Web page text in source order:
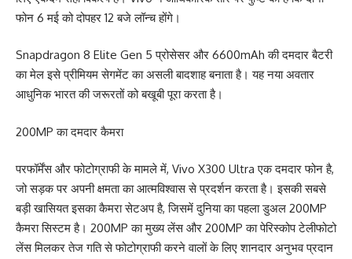
फोन 6 मई को दोपहर 12 बजे लॉन्च होंगे।
Snapdragon 8 Elite Gen 5 प्रोसेसर और 6600mAh की दमदार बैटरी
का मेल इसे प्रीमियम सेगमेंट का असली बादशाह बनाता है। यह नया अवतार
आधुनिक भारत की जरूरतों को बखूबी पूरा करता है।
200MP का दमदार कैमरा
परफॉर्मेंस और फोटोग्राफी के मामले में, Vivo X300 Ultra एक दमदार फोन है,
जो सड़क पर अपनी क्षमता का आत्मविश्वास से प्रदर्शन करता है। इसकी सबसे
बड़ी खासियत इसका कैमरा सेटअप है, जिसमें दुनिया का पहला डुअल 200MP
कैमरा सिस्टम है। 200MP का मुख्य लेंस और 200MP का पेरिस्कोप टेलीफोटो
लेंस मिलकर तेज गति से फोटोग्राफी करने वालों के लिए शानदार अनुभव प्रदान